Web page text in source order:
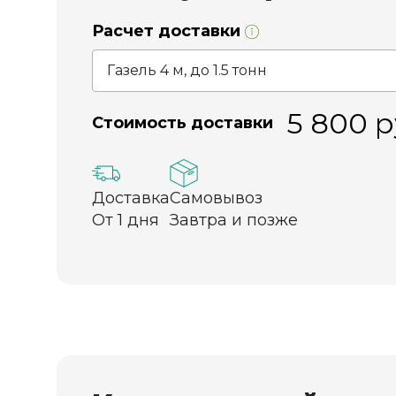
Расчет доставки
Стоимость доставки 5 800
Доставка
От 1 дня
Самовывоз
Завтра и позже